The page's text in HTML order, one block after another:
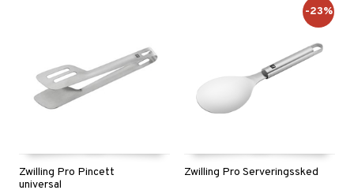
Zwilling Pro Pincett
universal
Zwilling Pro Serveringssked
-23%